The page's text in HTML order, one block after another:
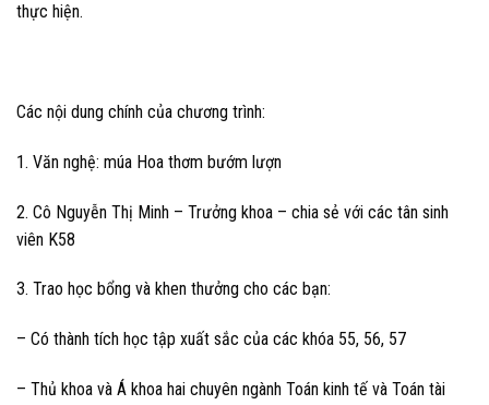
thực hiện.
Các nội dung chính của chương trình:
1. Văn nghệ: múa Hoa thơm bướm lượn
2. Cô Nguyễn Thị Minh – Trưởng khoa – chia sẻ với các tân sinh
viên K58
3. Trao học bổng và khen thưởng cho các bạn:
– Có thành tích học tập xuất sắc của các khóa 55, 56, 57
– Thủ khoa và Á khoa hai chuyên ngành Toán kinh tế và Toán tài